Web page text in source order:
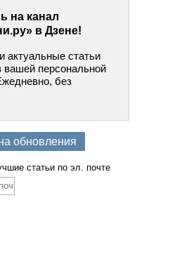
на канал
в Дзене!
статьи
вашей персональной
без
обновления
статьи по эл. почте